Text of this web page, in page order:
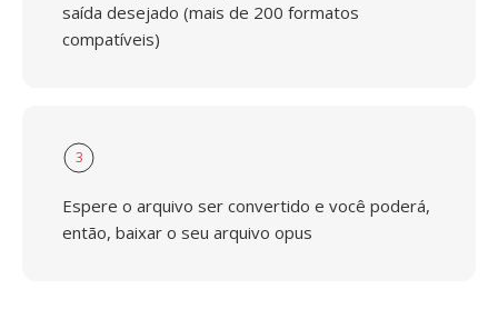
saída desejado (mais de 200 formatos
compatíveis)
3
Espere o arquivo ser convertido e você poderá,
então, baixar o seu arquivo opus